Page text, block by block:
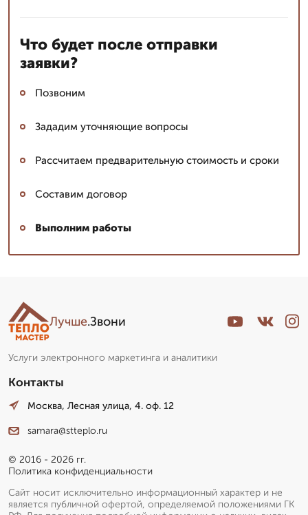
Что будет после отправки
заявки?
Позвоним
Зададим уточняющие вопросы
Рассчитаем предварительную стоимость и сроки
Составим договор
Выполним работы
Лучше.Звони
Услуги электронного маркетинга и аналитики
Контакты
Москва, Лесная улица, 4. оф. 12
samara@stteplo.ru
© 2016 - 2026 гг.
Политика конфиденциальности
Сайт носит исключительно информационный характер и не
является публичной офертой, определяемой положениями ГК